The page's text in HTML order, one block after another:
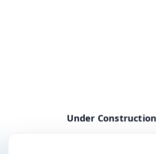
Under Construction